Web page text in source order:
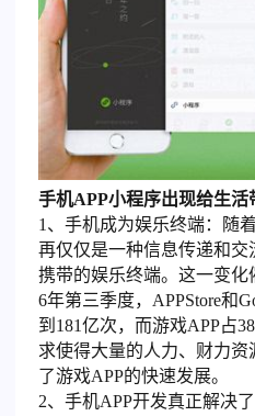
手机APP小程序出现给生活
1、手机成为娱乐终端：随
再仅仅是一种信息传递和
携带的娱乐终端。这一变化
6年第三季度，APPStore和
到181亿次，而游戏APP占
求使得大量的人力、财力资
了游戏APP的快速发展。
2、手机APP开发真正解决